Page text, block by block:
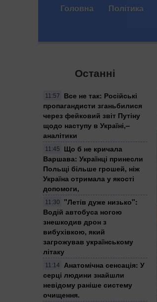
Головна Політика
Останні
11:57
Все не так: Російські
пропагандисти зганьбилися
через фейковий звіт Путіну
щодо наступу в Україні,–
аналітики
11:45
Що б не кричала
Варшава: Українці принесли
Польщі більше грошей, ніж
Україна отримала у якості
допомоги,
11:30
"Летів дуже низько":
Водій автобуса ногою
знешкодив дрон з
вибухівкою, який
загрожував українському
літаку
11:14
Анатомічна сенсація: У
серці людини знайшли
невідому раніше систему
очищення.